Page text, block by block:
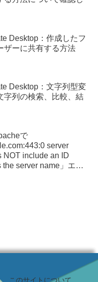
Desktop：作成したフ
ザーに共有する方法
Desktop：文字列型変
字列の検索、比較、結
で
server
NOT include an ID
server name」エラ
このサイトについて